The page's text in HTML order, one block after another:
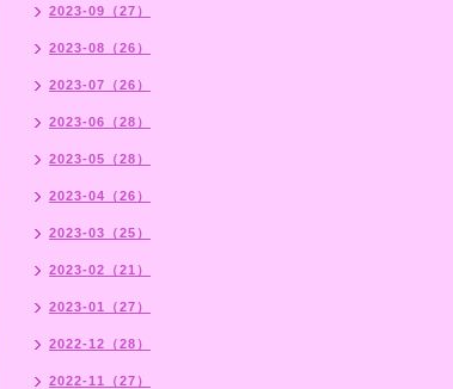
2023-09（27）
2023-08（26）
2023-07（26）
2023-06（28）
2023-05（28）
2023-04（26）
2023-03（25）
2023-02（21）
2023-01（27）
2022-12（28）
2022-11（27）